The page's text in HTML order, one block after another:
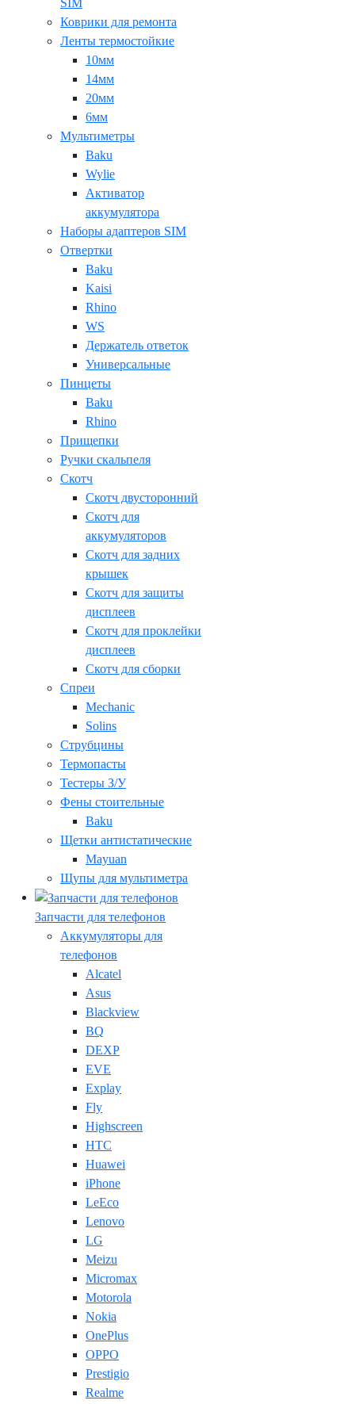
SIM
Коврики для ремонта
Ленты термостойкие
10мм
14мм
20мм
6мм
Мультиметры
Baku
Wylie
Активатор
аккумулятора
Наборы адаптеров SIM
Отвертки
Baku
Kaisi
Rhino
WS
Держатель ответок
Универсальные
Пинцеты
Baku
Rhino
Прищепки
Ручки скальпеля
Скотч
Скотч двусторонний
Скотч для
аккумуляторов
Скотч для задних
крышек
Скотч для защиты
дисплеев
Скотч для проклейки
дисплеев
Скотч для сборки
Спреи
Mechanic
Solins
Струбцины
Термопасты
Тестеры З/У
Фены стоительные
Baku
Щетки антистатические
Mayuan
Щупы для мультиметра
Запчасти для телефонов
Аккумуляторы для
телефонов
Alcatel
Asus
Blackview
BQ
DEXP
EVE
Explay
Fly
Highscreen
HTC
Huawei
iPhone
LeEco
Lenovo
LG
Meizu
Micromax
Motorola
Nokia
OnePlus
OPPO
Prestigio
Realme